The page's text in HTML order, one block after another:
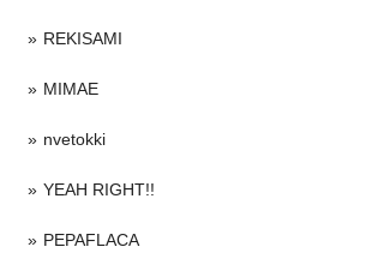
REKISAMI
MIMAE
nvetokki
YEAH RIGHT!!
PEPAFLACA